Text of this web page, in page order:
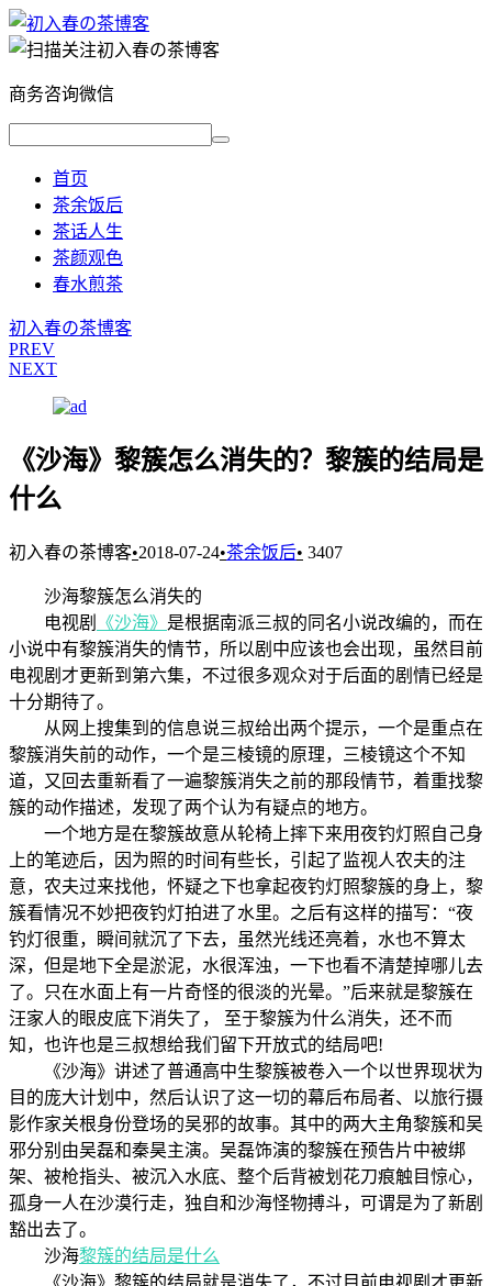
商务咨询微信
首页
茶余饭后
茶话人生
茶颜观色
春水煎茶
初入春の茶博客
PREV
NEXT
《沙海》黎簇怎么消失的？黎簇的结局是
什么
初入春の茶博客•2018-07-24•茶余饭后• 3407
沙海黎簇怎么消失的
电视剧
《沙海》 是根据南派三叔的同名小说改编的，而在
小说中有黎簇消失的情节，所以剧中应该也会出现，虽然目前
电视剧才更新到第六集，不过很多观众对于后面的剧情已经是
十分期待了。
从网上搜集到的信息说三叔给出两个提示，一个是重点在
黎簇消失前的动作，一个是三棱镜的原理，三棱镜这个不知
道，又回去重新看了一遍黎簇消失之前的那段情节，着重找黎
簇的动作描述，发现了两个认为有疑点的地方。
一个地方是在黎簇故意从轮椅上摔下来用夜钓灯照自己身
上的笔迹后，因为照的时间有些长，引起了监视人农夫的注
意，农夫过来找他，怀疑之下也拿起夜钓灯照黎簇的身上，黎
簇看情况不妙把夜钓灯拍进了水里。之后有这样的描写：“夜
钓灯很重，瞬间就沉了下去，虽然光线还亮着，水也不算太
深，但是地下全是淤泥，水很浑浊，一下也看不清楚掉哪儿去
了。只在水面上有一片奇怪的很淡的光晕。”后来就是黎簇在
汪家人的眼皮底下消失了， 至于黎簇为什么消失，还不而
知，也许也是三叔想给我们留下开放式的结局吧!
《沙海》讲述了普通高中生黎簇被卷入一个以世界现状为
目的庞大计划中，然后认识了这一切的幕后布局者、以旅行摄
影作家关根身份登场的吴邪的故事。其中的两大主角黎簇和吴
邪分别由吴磊和秦昊主演。吴磊饰演的黎簇在预告片中被绑
架、被枪指头、被沉入水底、整个后背被划花刀痕触目惊心，
孤身一人在沙漠行走，独自和沙海怪物搏斗，可谓是为了新剧
豁出去了。
沙海黎簇的结局是什么
《沙海》黎簇的结局就是消失了，不过目前电视剧才更新